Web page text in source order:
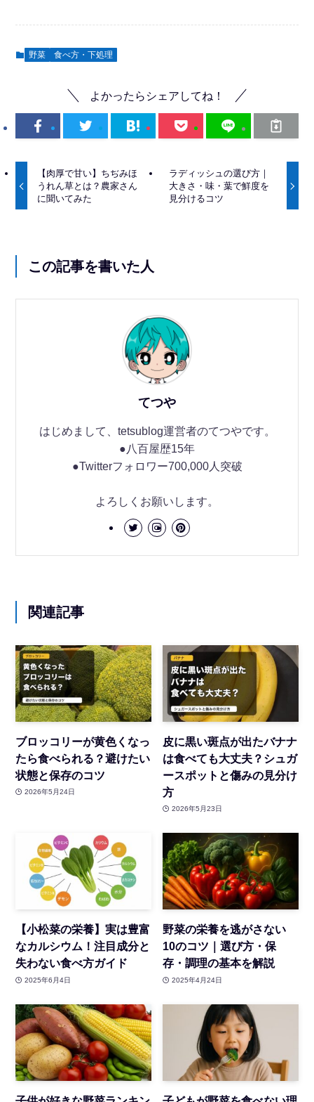
野菜 食べ方・下処理
よかったらシェアしてね！
【肉厚で甘い】ちぢみほ
うれん草とは？農家さん
に聞いてみた
ラディッシュの選び方｜
大きさ・味・葉で鮮度を
見分けるコツ
この記事を書いた人
てつや
はじめまして、tetsublog運営者のてつやです。
●八百屋歴15年
●Twitterフォロワー700,000人突破
よろしくお願いします。
関連記事
ブロッコリーが黄色くなっ
たら食べられる？避けたい
状態と保存のコツ
2026年5月24日
皮に黒い斑点が出たバナナ
は食べても大丈夫？シュガ
ースポットと傷みの見分け
方
2026年5月23日
【小松菜の栄養】実は豊富
なカルシウム！注目成分と
失わない食べ方ガイド
2025年6月4日
野菜の栄養を逃がさない
10のコツ｜選び方・保
存・調理の基本を解説
2025年4月24日